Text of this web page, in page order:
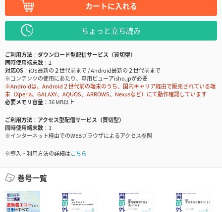
カートに入れる
ちょっと立ち読み
ご利用方法
ダウンロード型配信サービス（買切型）
同時使用端末数
2
対応OS
iOS最新の２世代前まで / Android最新の２世代前まで
※コンテンツの使用にあたり、専用ビューアisho.jpが必要
※Androidは、Android２世代前の端末のうち、国内キャリア経由で販売されている端
末（Xperia、GALAXY、AQUOS、ARROWS、Nexusなど）にて動作確認しています
必要メモリ容量
36 MB以上
ご利用方法
アクセス型配信サービス（買切型）
同時使用端末数
1
※インターネット経由でのWEBブラウザによるアクセス参照
※導入・利用方法の詳細はこちら
巻号一覧